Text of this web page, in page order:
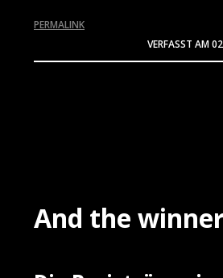
VERFASST AM
PERMALINK
And the